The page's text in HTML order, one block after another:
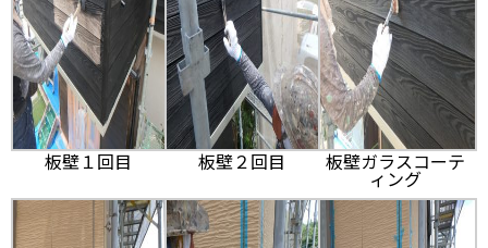
板壁１回目 板壁２回目 板壁ガラスコーテ
ィング